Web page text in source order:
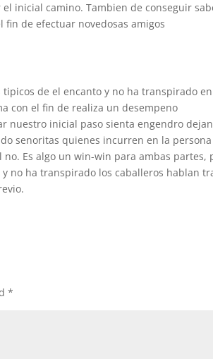
inicial camino. Tambien de conseguir
de efectuar novedosas amigos
de el encanto y no ha transpirado en
con el fin de realiza un desempeno
nuestro inicial paso sienta engendro
senoritas quienes incurren en la
Es algo un win-win para ambas partes,
no ha transpirado los caballeros hablan
*